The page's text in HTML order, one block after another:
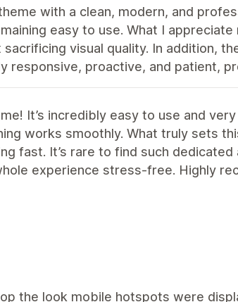
with a clean, modern, and
easy to use. What I
visual quality. In addition,
responsive, proactive, and patient,
It’s incredibly easy to use and
works smoothly. What truly sets
fast. It’s rare to find such dedicated
experience stress-free. Highly
the look mobile hotspots were